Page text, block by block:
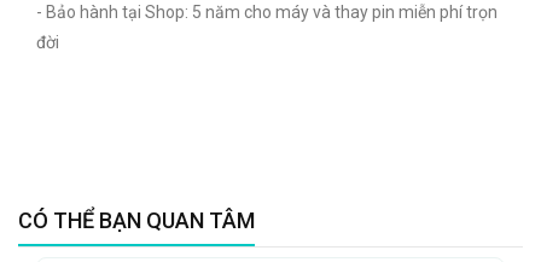
- Bảo hành tại Shop: 5 năm cho máy và thay pin miễn phí trọn
đời
CÓ THỂ BẠN QUAN TÂM